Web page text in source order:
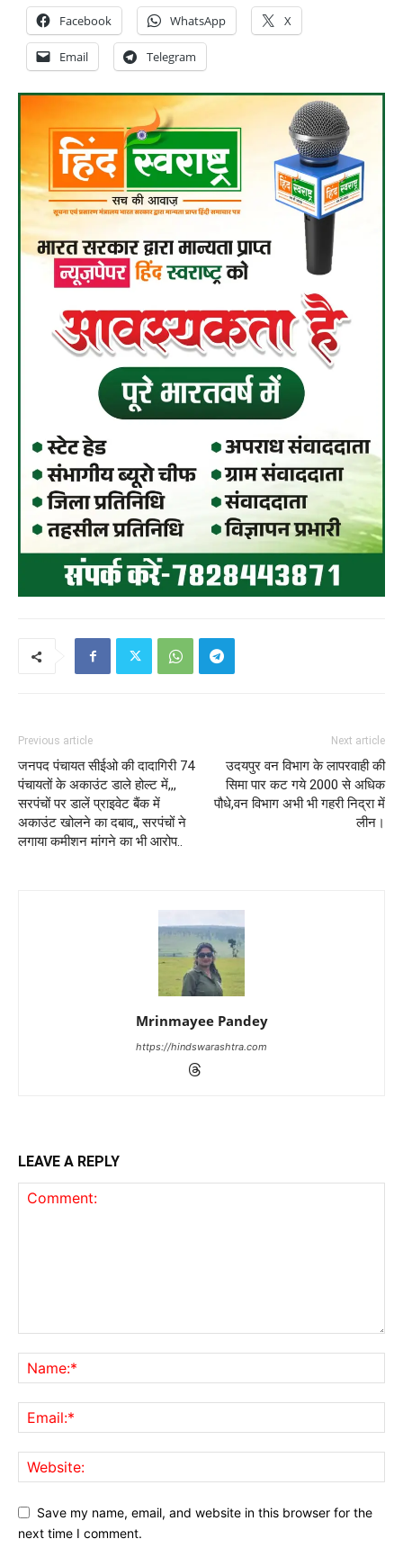
Facebook WhatsApp X
Email Telegram
Previous article
जनपद पंचायत सीईओ की दादागिरी 74
पंचायतों के अकाउंट डाले होल्ट में,,,
सरपंचों पर डालें प्राइवेट बैंक में
अकाउंट खोलने का दबाव,, सरपंचों ने
लगाया कमीशन मांगने का भी आरोप..
Next article
उदयपुर वन विभाग के लापरवाही की
सिमा पार कट गये 2000 से अधिक
पौधे,वन विभाग अभी भी गहरी निद्रा में
लीन।
Mrinmayee Pandey
https://hindswarashtra.com
LEAVE A REPLY
Save my name, email, and website in this browser for the
next time I comment.